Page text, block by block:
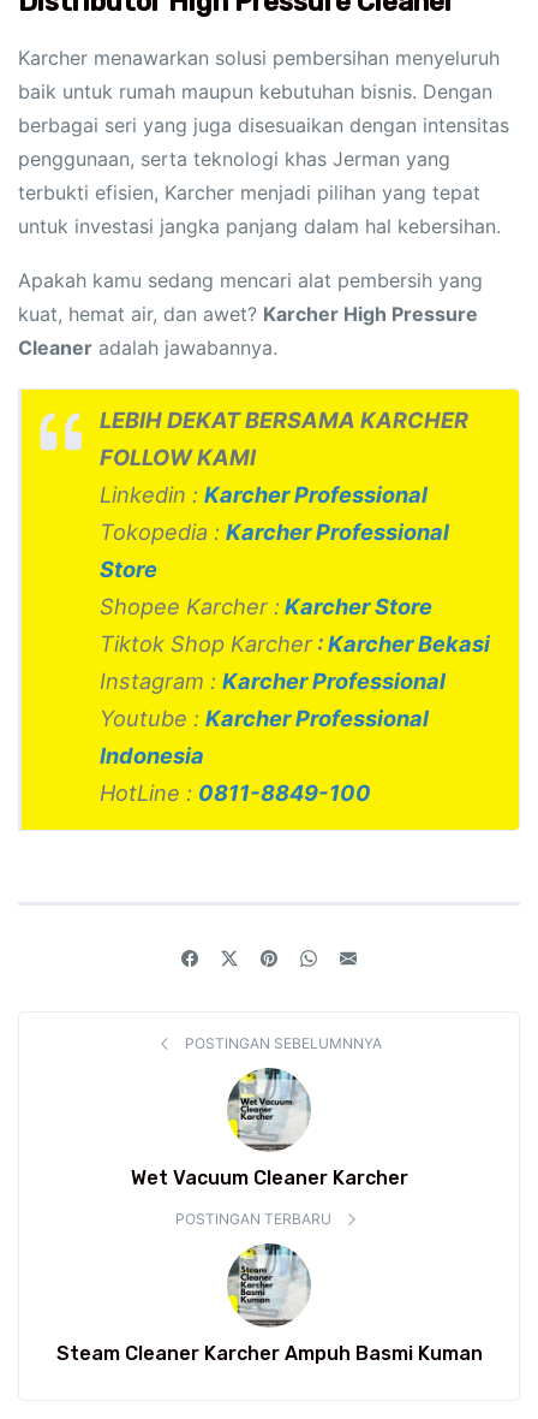
Karcher menawarkan solusi pembersihan menyeluruh
baik untuk rumah maupun kebutuhan bisnis. Dengan
berbagai seri yang juga disesuaikan dengan intensitas
penggunaan, serta teknologi khas Jerman yang
terbukti efisien, Karcher menjadi pilihan yang tepat
untuk investasi jangka panjang dalam hal kebersihan.
Apakah kamu sedang mencari alat pembersih yang
kuat, hemat air, dan awet? Karcher High Pressure
Cleaner adalah jawabannya.
LEBIH DEKAT BERSAMA KARCHER
FOLLOW KAMI
Linkedin : Karcher Professional
Tokopedia : Karcher Professional
Store
Shopee Karcher : Karcher Store
Tiktok Shop Karcher :Karcher Bekasi
Instagram : Karcher Professional
Youtube : Karcher Professional
Indonesia
HotLine : 0811-8849-100
POSTINGAN SEBELUMNNYA
Wet Vacuum Cleaner Karcher
POSTINGAN TERBARU
Steam Cleaner Karcher Ampuh Basmi Kuman